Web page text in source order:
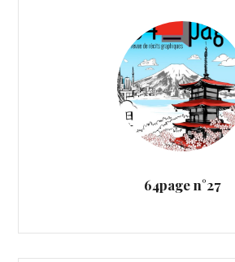
64page n°27